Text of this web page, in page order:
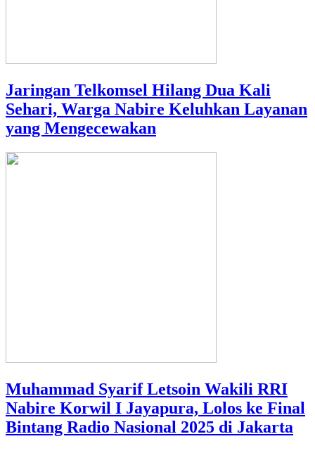
Jaringan Telkomsel Hilang Dua Kali
Sehari, Warga Nabire Keluhkan Layanan
yang Mengecewakan
Muhammad Syarif Letsoin Wakili RRI
Nabire Korwil I Jayapura, Lolos ke Final
Bintang Radio Nasional 2025 di Jakarta